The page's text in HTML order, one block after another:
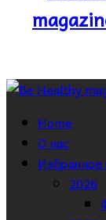
Home
О нас
Избранное
2026